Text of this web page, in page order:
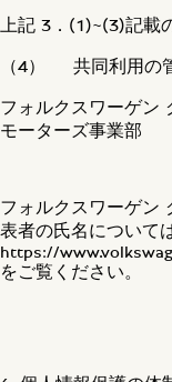
上記 3．(1)~(3)記載
（4） 共同利用の
フォルクスワーゲン
モーターズ事業部
フォルクスワーゲン
表者の氏名について
https://
をご覧ください。